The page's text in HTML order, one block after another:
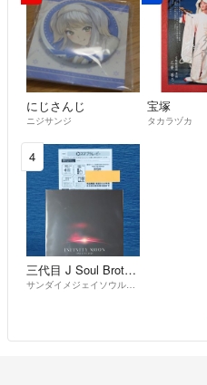
にじさんじ
ニジサンジ
宝塚
タカラヅカ
4
三代目 J Soul Brothers
サンダイメジェイソウルブラザーズ